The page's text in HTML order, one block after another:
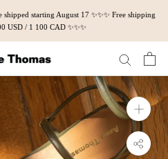
starting August 17 ✨✨✨ Free shipping
USD / 1 100 CAD ✨✨✨